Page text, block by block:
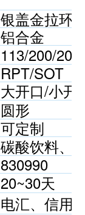
银盖金拉环
铝合金
113/200/
RPT/SOT
大开口/小开
圆形
可定制
碳酸饮料、
830990
20~30天
电汇、信用